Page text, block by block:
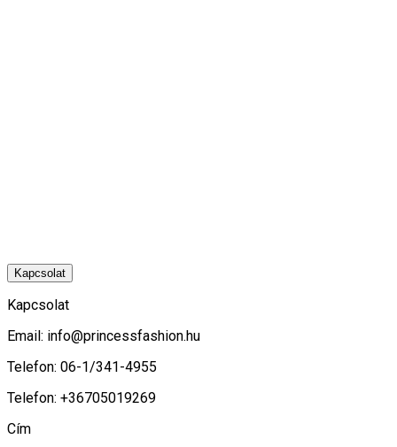
Kapcsolat
Kapcsolat
Email: info@princessfashion.hu
Telefon: 06-1/341-4955
Telefon: +36705019269
Cím